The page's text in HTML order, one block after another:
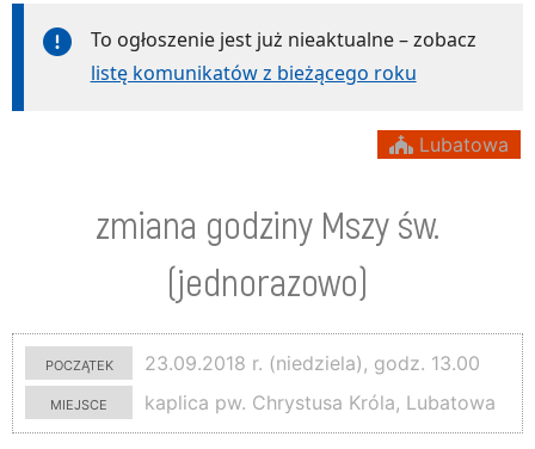
To ogłoszenie jest już nieaktualne – zobacz
listę komunikatów z bieżącego roku
Lubatowa
zmiana godziny Mszy św.
(jednorazowo)
początek
23.09.2018 r. (niedziela), godz. 13.00
miejsce
kaplica pw. Chrystusa Króla, Lubatowa